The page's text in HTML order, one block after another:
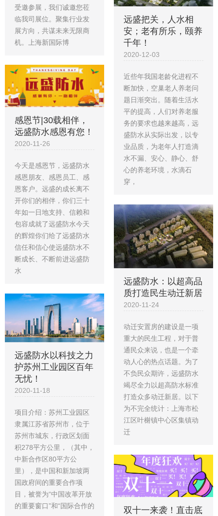
受邀参展，我们诚邀您莅
临我司展位。聚集行业发
展方向，共谋未来无限商
机。上海新国际博
远盛把关，人水相
安；老有所乐，颐养
千年！
2020-12-03
近些年我国老龄化进程不
断加快，空巢老人养老问
题日渐突出。随着生活水
平的提高，人们对养老服
务的要求也越来越高，远
盛防水从实际出发，以专
业品质，为老年人打造滴
水不漏、安心、静心、舒
心的养老环境，水滴石
穿，
感恩节|30载相伴，
远盛防水感恩有您！
2020-11-26
今天是感恩节，远盛防水
感恩朋友、感恩员工、感
恩客户。远盛的成长离不
开你们的相伴，你们三十
年如一日地支持、信赖和
包容成就了远盛防水今天
的辉煌你们给了远盛防水
信任和信心使远盛防水不
断成长、不断前进远盛防
水
远盛防水：以超高品
质打造民生动迁新居
2020-11-24
动迁安置房的建设是一项
重大的民生工程，对于普
通民众来说，也是一个牵
动人心的热点话题。为了
不负民众期许，远盛防水
竭尽全力以超高防水标准
打造众多动迁新居。以下
为不完全统计：上海市松
江区叶榭镇中心区集镇动
迁
远盛防水以科技之力
护苏州工业园区百年
无忧！
2020-11-18
项目介绍：苏州工业园区
隶属江苏省苏州市，位于
苏州市城东，行政区划面
积278平方公里，（其中，
中新合作区80平方公
里），是中国和新加坡两
国政府间的重要合作项
目，被誉为“中国改革开放
的重要窗口”和“国际合作的
双十一来袭！直击底